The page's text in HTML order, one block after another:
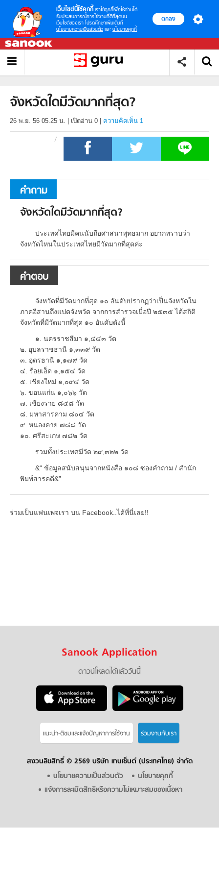
เว็บไซต์นี้ใช้คุกกี้ เราใช้คุกกี้เพื่อให้ท่านได้
รับประสบการณ์การใช้งานที่ดีที่สุดบน
เว็บไซต์ของเรา โปรดศึกษาเพิ่มเติมที่
นโยบายความเป็นส่วนตัว และ นโยบายคุกกี้
ตกลง
จังหวัดใดมีวัดมากที่สุด?
26 พ.ย. 56 05.25 น. เปิดอ่าน 0 ความคิดเห็น 1
คำถาม
จังหวัดใดมีวัดมากที่สุด?
ประเทศไทยมีคนนับถือศาสนาพุทธมาก อยากทราบว่า
จังหวัดไหนในประเทศไทยมีวัดมากที่สุดค่ะ
คำตอบ
จังหวัดที่มีวัดมากที่สุด ๑๐ อันดับปรากฏว่าเป็นจังหวัดใน
ภาคอีสานถึงแปดจังหวัด จากการสำรวจเมื่อปี ๒๕๓๕ ได้สถิติ
จังหวัดที่มีวัดมากที่สุด ๑๐ อันดับดังนี้
๑. นครราชสีมา ๑,๔๔๓ วัด
๒. อุบลราชธานี ๑,๓๓๙ วัด
๓. อุดรธานี ๑,๑๗๙ วัด
๔. ร้อยเอ็ด ๑,๑๕๔ วัด
๕. เชียงใหม่ ๑,๐๙๔ วัด
๖. ขอนแก่น ๑,๐๖๖ วัด
๗. เชียงราย ๘๕๘ วัด
๘. มหาสารคาม ๘๐๔ วัด
๙. หนองคาย ๗๘๘ วัด
๑๐. ศรีสะเกษ ๗๘๒ วัด
รวมทั้งประเทศมีวัด ๒๙,๓๒๒ วัด
&“ ข้อมูลสนับสนุนจากหนังสือ ๑๐๘ ซองคำถาม / สำนัก
พิมพ์สารคดี&”
ร่วมเป็นแฟนเพจเรา บน Facebook..ได้ที่นี่เลย!!
Sanook Application
ดาวน์โหลดได้แล้ววันนี้
แนะนำ-ติชมเเละแจ้งปัญหาการใช้งาน ร่วมงานกับเรา
สงวนลิขสิทธิ์ © 2569 บริษัท เทนเซ็นต์ (ประเทศไทย) จำกัด
นโยบายความเป็นส่วนตัว
นโยบายคุกกี้
แจ้งการละเมิดสิทธิหรือความไม่เหมาะสมของเนื้อหา